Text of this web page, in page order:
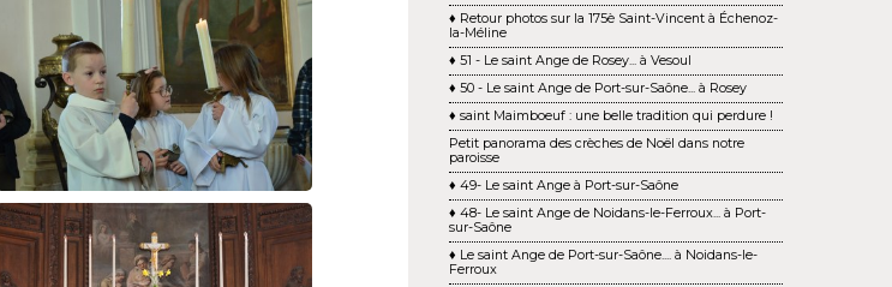
♦ Retour photos sur la 175è Saint-Vincent à Échenoz-
la-Méline
♦ 51 - Le saint Ange de Rosey... à Vesoul
♦ 50 - Le saint Ange de Port-sur-Saône... à Rosey
♦ saint Maimboeuf : une belle tradition qui perdure !
Petit panorama des crèches de Noël dans notre
paroisse
♦ 49- Le saint Ange à Port-sur-Saône
♦ 48- Le saint Ange de Noidans-le-Ferroux... à Port-
sur-Saône
♦ Le saint Ange de Port-sur-Saône.... à Noidans-le-
Ferroux